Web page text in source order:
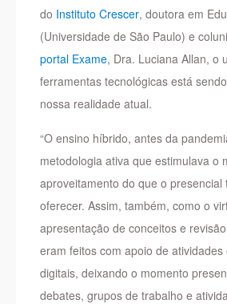
do Instituto Crescer, doutora em
(Universidade de São Paulo) e
portal Exame, Dra. Luciana Allan, o
ferramentas tecnológicas está
nossa realidade atual.
“O ensino híbrido, antes da
metodologia ativa que estimulava o
aproveitamento do que o presencial
oferecer. Assim, também, como o
apresentação de conceitos e
eram feitos com apoio de
digitais, deixando o momento
debates, grupos de trabalho e